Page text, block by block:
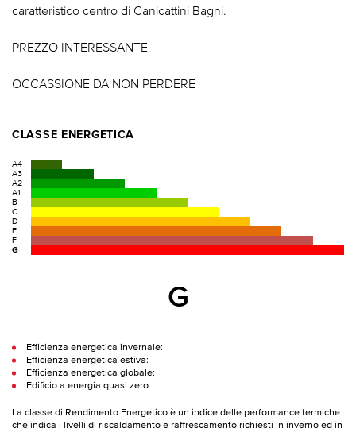
caratteristico centro di Canicattini Bagni.
PREZZO INTERESSANTE
OCCASSIONE DA NON PERDERE
CLASSE ENERGETICA
A4
A3
A2
A1
B
C
D
E
F
G
G
Efficienza energetica invernale:
Efficienza energetica estiva:
Efficienza energetica globale:
Edificio a energia quasi zero
La classe di Rendimento Energetico è un indice delle performance termiche
che indica i livelli di riscaldamento e raffrescamento richiesti in inverno ed in